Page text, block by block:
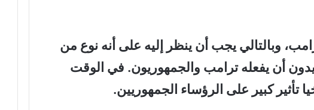
وبالتالي يجب أن ينظر إليه على أنه نوع من
أن يفعله ترامب والجمهوريون. في الوقت
تأثير كبير على الرؤساء الجمهوريين.